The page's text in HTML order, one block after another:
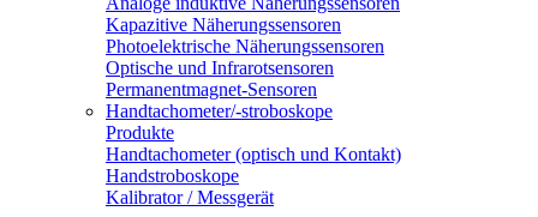
Kapazitive Näherungssensoren
Photoelektrische Näherungssensoren
Optische und Infrarotsensoren
Permanentmagnet-Sensoren
Handtachometer/-stroboskope
Produkte
Handtachometer (optisch und Kontakt)
Handstroboskope
Kalibrator / Messgerät